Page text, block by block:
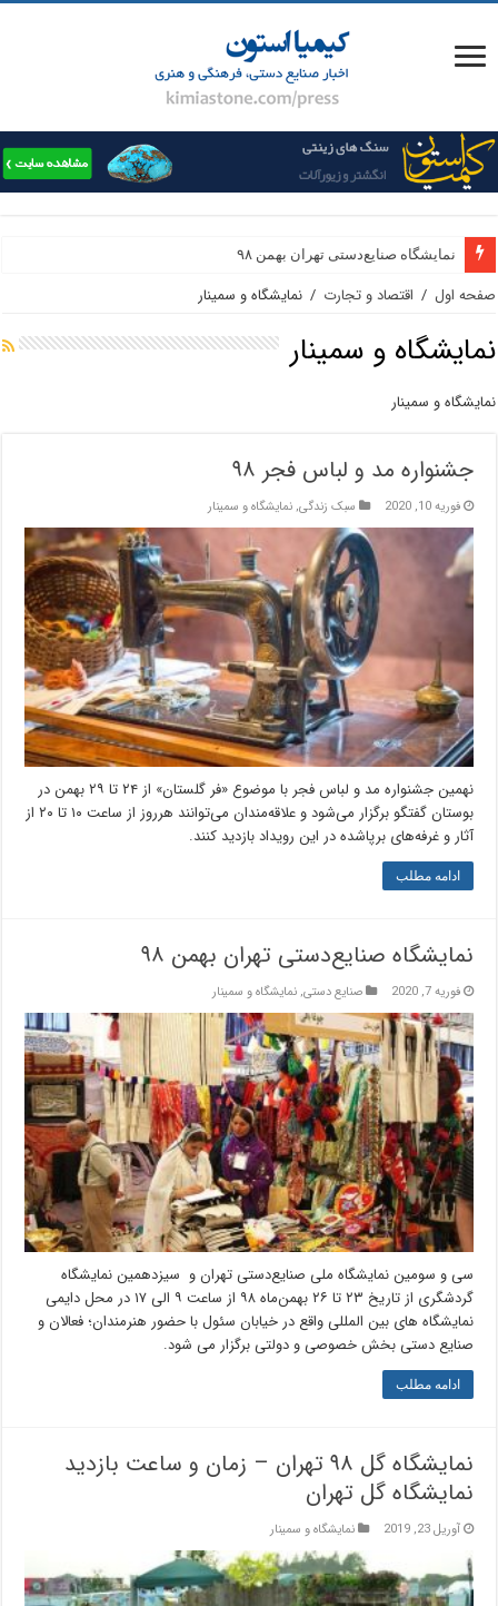
نمایشگاه صنایع‌دستی تهران بهمن ۹۸
صفحه اول / اقتصاد و تجارت / نمایشگاه و سمینار
نمایشگاه و سمینار
نمایشگاه و سمینار
جشنواره مد و لباس فجر ۹۸
فوریه 10, 2020 سبک زندگی,نمایشگاه و سمینار
نهمین جشنواره مد و لباس فجر با موضوع «فر گلستان» از ۲۴ تا ۲۹ بهمن در
بوستان گفتگو برگزار می‌شود و علاقه‌مندان می‌توانند هرروز از ساعت ۱۰ تا ۲۰ از
آثار و غرفه‌های برپاشده در این رویداد بازدید کنند.
ادامه مطلب
نمایشگاه صنایع‌دستی تهران بهمن ۹۸
فوریه 7, 2020 صنایع دستی,نمایشگاه و سمینار
سی و سومین نمایشگاه ملی صنایع‌دستی تهران و سیزدهمین نمایشگاه
گردشگری از تاریخ ۲۳ تا ۲۶ بهمن‌ماه ۹۸ از ساعت ۹ الی ۱۷ در محل دایمی
نمایشگاه های بین المللی واقع در خیابان سئول با حضور هنرمندان؛ فعالان و
صنایع دستی بخش خصوصی و دولتی برگزار می شود.
ادامه مطلب
نمایشگاه گل ۹۸ تهران – زمان و ساعت بازدید
نمایشگاه گل تهران
آوریل 23, 2019 نمایشگاه و سمینار